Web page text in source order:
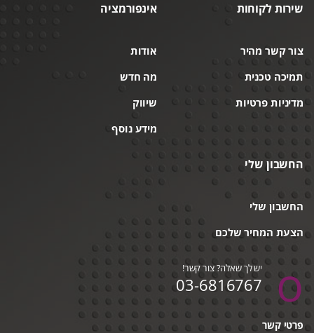
שירות לקוחות
צור קשר מהיר
תמיכה טכנית
מדיניות פרטיות
אינפורמציה
אודות
מה חדש
שיווק
מידע נוסף
החשבון שלי
החשבון שלי
הצעת המחיר שלכם
יש לך שאלה? צור קשר!
03-6816767
פרטי קשר